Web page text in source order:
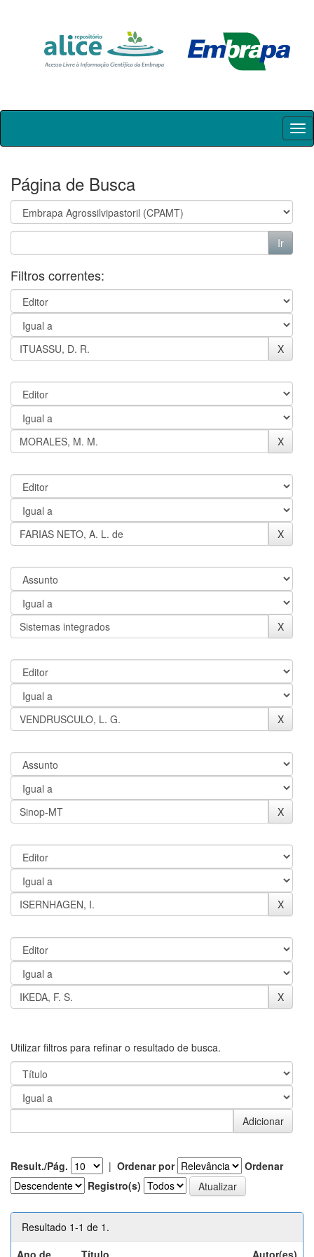
Skip
Página de Busca
Filtros correntes:
Utilizar filtros para refinar o resultado de busca.
Result./Pág. | Ordenar por
Ordenar
Registro(s)
Resultado 1-1 de 1.
Ano de
Título Autor(es)